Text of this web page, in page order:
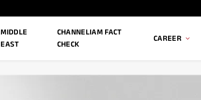
MIDDLE
EAST
CHANNELIAM FACT
CHECK
CAREER